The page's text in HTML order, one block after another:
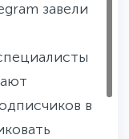
завели
в